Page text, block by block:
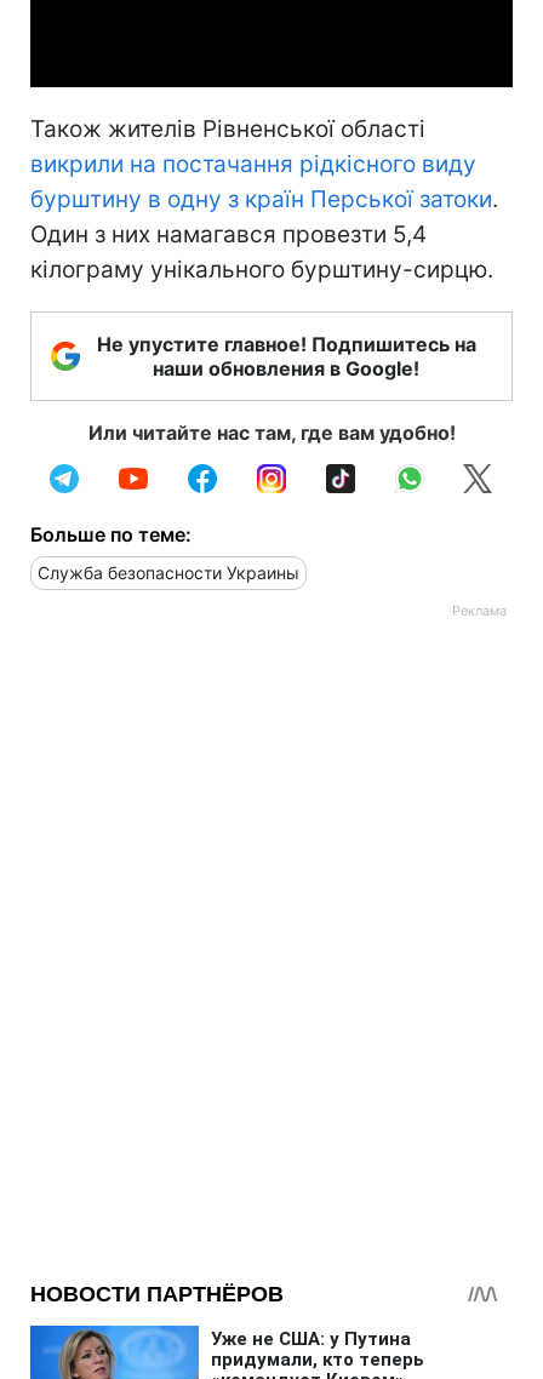
Також жителів Рівненської області
викрили на постачання рідкісного виду
бурштину в одну з країн Перської затоки.
Один з них намагався провезти 5,4
кілограму унікального бурштину-сирцю.
Не упустите главное! Подпишитесь на
наши обновления в Google!
Или читайте нас там, где вам удобно!
Больше по теме:
Служба безопасности Украины